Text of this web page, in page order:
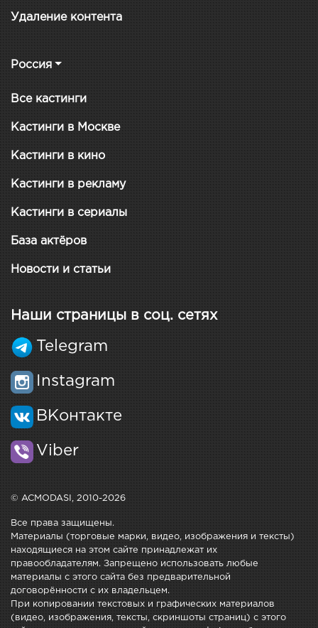
Удаление контента
Россия
Все кастинги
Кастинги в Москве
Кастинги в кино
Кастинги в рекламу
Кастинги в сериалы
База актёров
Новости и статьи
Наши страницы в соц. сетях
Telegram
Instagram
ВКонтакте
Viber
© ACMODASI, 2010-2026
Все права защищены.
Материалы (торговые марки, видео, изображения и тексты)
находящиеся на этом сайте принадлежат их
правообладателям. Запрещено использовать любые
материалы с этого сайта без предварительной
договорённости с их владельцем.
При копировании текстовых и графических материалов
(видео, изображения, тексты, скриншоты страниц) с этого